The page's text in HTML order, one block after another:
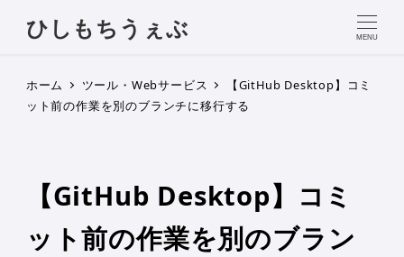
ひしもちうぇぶ MENU
ホーム ツール・Webサービス
【GitHub Desktop】コミ
ット前の作業を別のブランチに移行する
【GitHub Desktop】コミ
ット前の作業を別のブラン